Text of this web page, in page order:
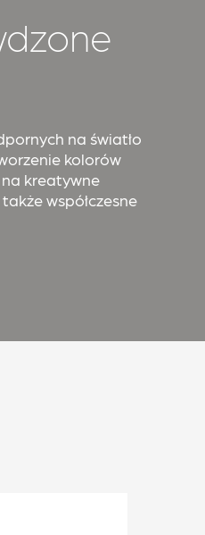
na światło
kolorów
kreatywne
współczesne